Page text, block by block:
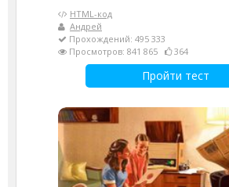
HTML-код
Андрей
Прохождений: 495 333
Просмотров: 841 865
364
Пройти тест